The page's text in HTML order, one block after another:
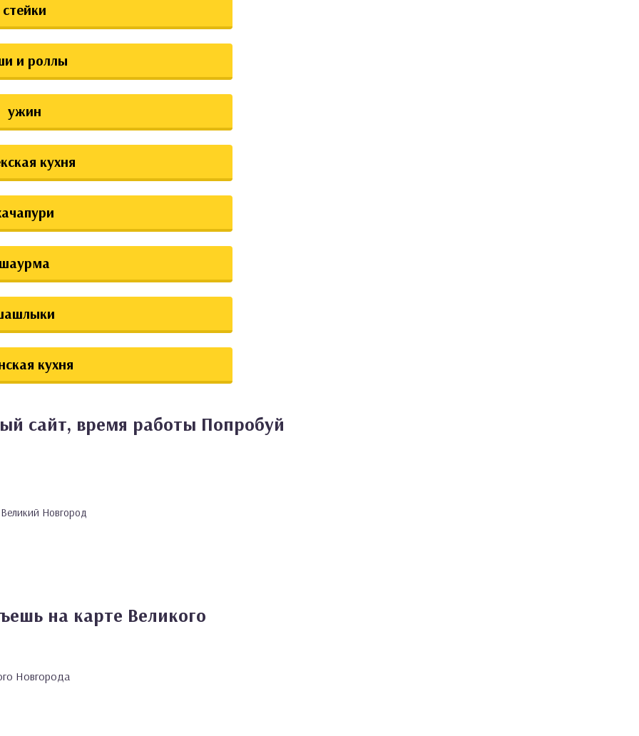
стейки
и роллы
ужин
кухня
кухня
сайт, время работы Попробуй
Великий Новгород
на карте Великого
Новгорода